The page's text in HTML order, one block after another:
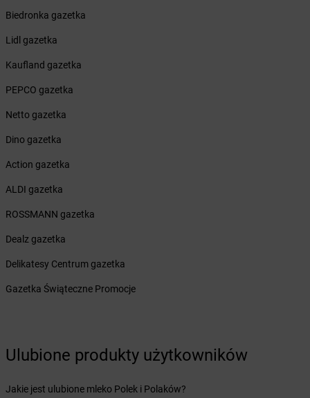
Żabka
Brodnica
Żabka Brodowo
Żabka
Brody
Żabka Bronina
Żabka
Brudzeń Duży
Żabka Brusy
Żabka
Brwinów
Żabka Brzączowice
Żabka Brzeg
Żabka Brześć Kujawski
Żabka
Brzesko
Żabka Brzezia Łąka
Żabka Brzeźnio
Żabka Brzezówka
Biedronka gazetka
Lidl gazetka
Kaufland gazetka
PEPCO gazetka
Netto gazetka
Dino gazetka
Action gazetka
ALDI gazetka
ROSSMANN gazetka
Dealz gazetka
Delikatesy Centrum gazetka
Gazetka Świąteczne Promocje
Ulubione produkty użytkowników
Jakie jest ulubione mleko Polek i Polaków?